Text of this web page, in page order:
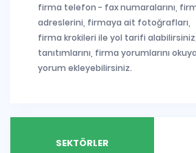
firma telefon - fax numaralarını,
adreslerini, firmaya ait fotoğrafları,
firma krokileri ile yol tarifi
tanıtımlarını, firma yorumlarını
yorum ekleyebilirsiniz.
SEKTÖRLER